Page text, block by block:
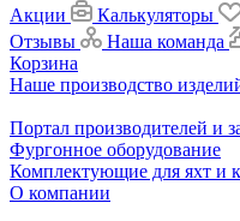
Акции
Калькуляторы
Отзывы
Наша команда
Корзина
Наше производство
Портал производителей и
Фургонное оборудование
Комплектующие для яхт и
О компании